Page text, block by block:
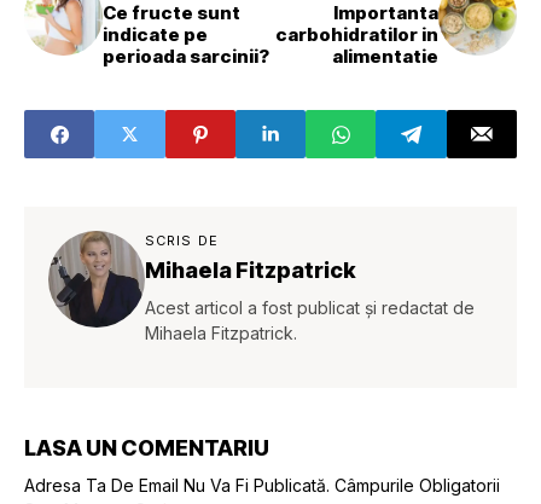
Ce fructe sunt
indicate pe
perioada sarcinii?
Importanta
carbohidratilor in
alimentatie
SCRIS DE
Mihaela Fitzpatrick
Acest articol a fost publicat și redactat de
Mihaela Fitzpatrick.
LASA UN COMENTARIU
Adresa Ta De Email Nu Va Fi Publicată. Câmpurile Obligatorii